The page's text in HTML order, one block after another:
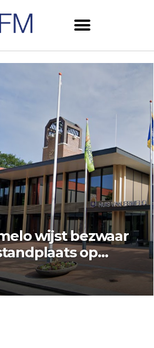
bij zorginstelling
in Ermelo